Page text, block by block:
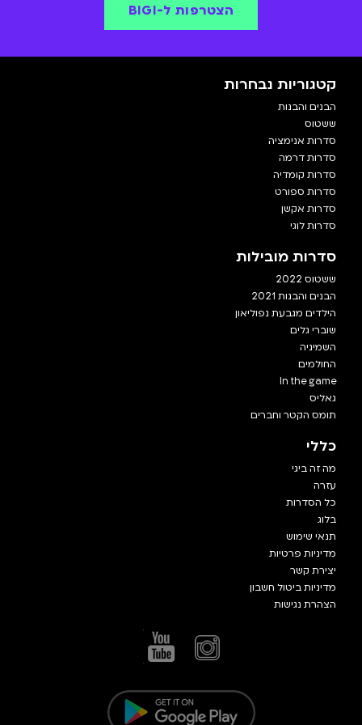
הצטרפות ל-BIGI
קטגוריות נבחרות
הבנים והבנות
ששטוס
סדרות אנימציה
סדרות דרמה
סדרות קומדיה
סדרות ספורט
סדרות אקשן
סדרות לוגי
סדרות מובילות
ששטוס 2022
הבנים והבנות 2021
הילדים מגבעת נפוליאון
שוברי גלים
השמיניה
החולמים
In the game
גאליס
תומס הקטר וחברים
כללי
מה זה ביגי
עזרה
כל הסדרות
בלוג
תנאי שימוש
מדיניות פרטיות
יצירת קשר
מדיניות ביטול חשבון
הצהרת נגישות